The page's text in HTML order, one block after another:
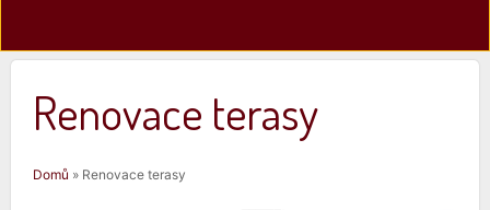
Renovace terasy
Jste zde
Domů » Renovace terasy